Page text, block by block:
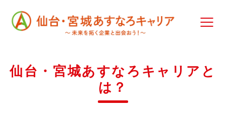
仙台・宮城あすなろキャリアと
は？